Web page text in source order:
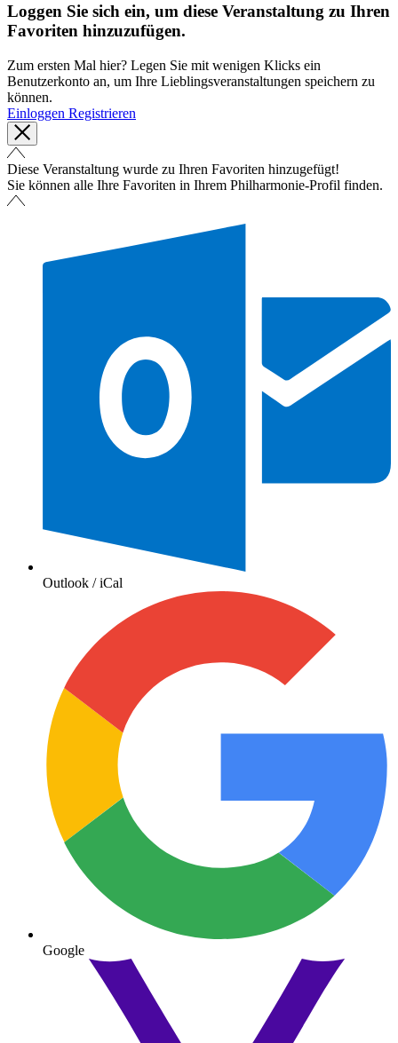
Loggen Sie sich ein, um diese Veranstaltung zu Ihren
Favoriten hinzuzufügen.
Zum ersten Mal hier? Legen Sie mit wenigen Klicks ein
Benutzerkonto an, um Ihre Lieblingsveranstaltungen speichern zu
können.
Einloggen Registrieren
Diese Veranstaltung wurde zu Ihren Favoriten hinzugefügt!
Sie können alle Ihre Favoriten in Ihrem Philharmonie-Profil finden.
Outlook / iCal
Google